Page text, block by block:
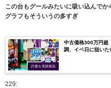
この台もグールみたいに吸い込んで
グラフもそういうの多すぎ
評価＆実践報告
中古価格300万円超
調、イベ日に狙いた
229: